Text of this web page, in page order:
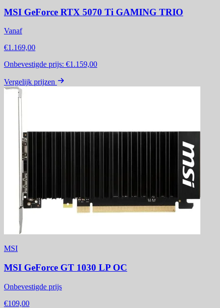
MSI GeForce RTX 5070 Ti GAMING TRIO
Vanaf
€1.169,00
Onbevestigde prijs: €1.159,00
Vergelijk prijzen
MSI
MSI GeForce GT 1030 LP OC
Onbevestigde prijs
€109,00